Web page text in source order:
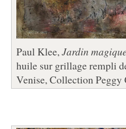
Paul Klee, Jardin
huile sur grillage rempli
Venise, Collection Peggy